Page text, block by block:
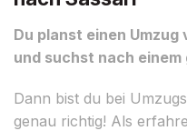
Du planst einen
und suchst nach einem
Dann bist du bei
genau richtig! Als